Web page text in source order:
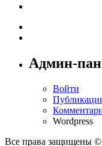
Админ-
Войти
Wordpress
Все права защищены ©